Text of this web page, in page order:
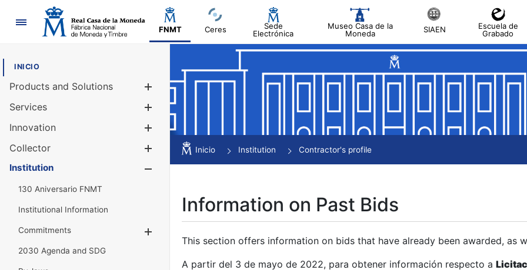
Navigation
FNMT Ceres
Sede
Electrónica
Museo Casa de la
Moneda
SIAEN
Escuela de
Grabado
INICIO
Products and Solutions
Services
Innovation
Collector
Show/Hide
Institution
130 Aniversario FNMT
Institutional Information
Commitments
2030 Agenda and SDG
Inicio Institution Contractor's profile
Information on Past Bids
This section offers information on bids that have already been awarded, as
A partir del 3 de mayo de 2022, para obtener información respecto a